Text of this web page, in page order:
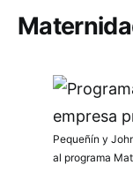
Pequeñín y
al programa